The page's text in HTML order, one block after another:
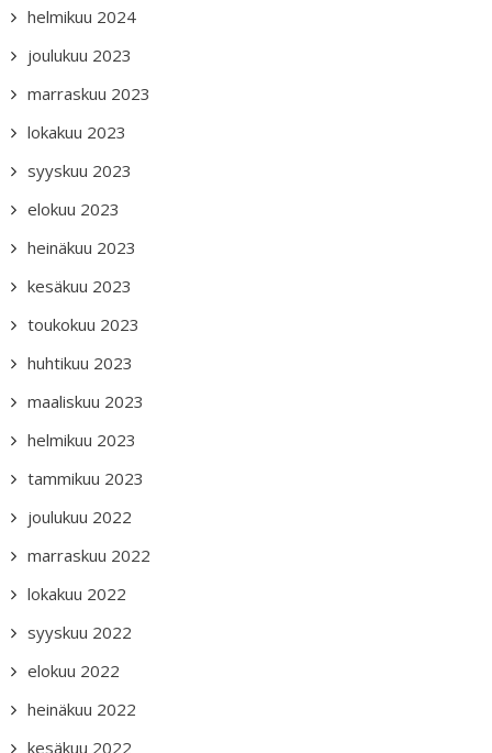
helmikuu 2024
joulukuu 2023
marraskuu 2023
lokakuu 2023
syyskuu 2023
elokuu 2023
heinäkuu 2023
kesäkuu 2023
toukokuu 2023
huhtikuu 2023
maaliskuu 2023
helmikuu 2023
tammikuu 2023
joulukuu 2022
marraskuu 2022
lokakuu 2022
syyskuu 2022
elokuu 2022
heinäkuu 2022
kesäkuu 2022